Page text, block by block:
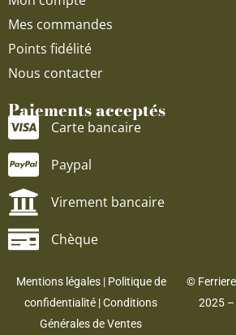
Mes commandes
Points fidélité
Nous contacter
Paiements acceptés
Carte bancaire
Paypal
Virement bancaire
Chèque
Mentions légales| Politique de
confidentialité |Conditions
Générales de Ventes
©
2025 –